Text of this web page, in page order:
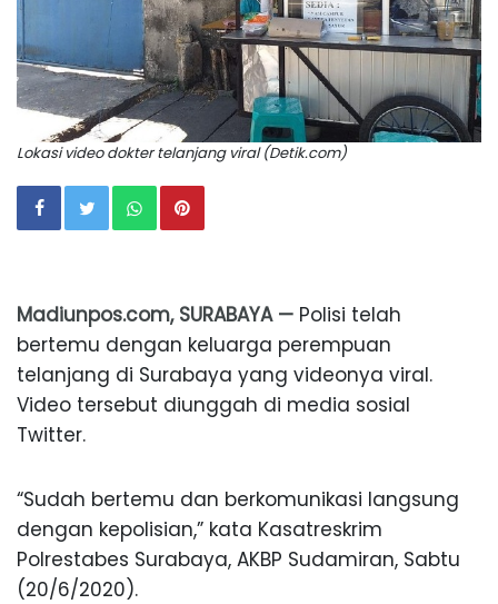
Lokasi video dokter telanjang viral (Detik.com)
Madiunpos.com, SURABAYA — Polisi telah
bertemu dengan keluarga perempuan
telanjang di Surabaya yang videonya viral.
Video tersebut diunggah di media sosial
Twitter.
“Sudah bertemu dan berkomunikasi langsung
dengan kepolisian,” kata Kasatreskrim
Polrestabes Surabaya, AKBP Sudamiran, Sabtu
(20/6/2020).